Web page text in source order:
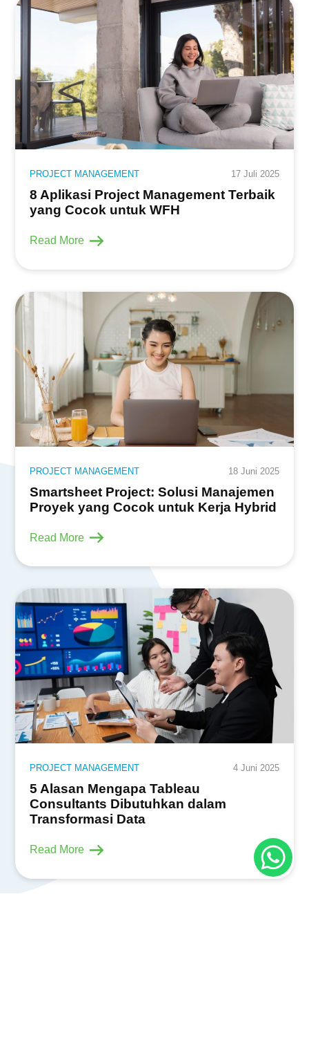
PROJECT MANAGEMENT 17 Juli 2025
8 Aplikasi Project Management Terbaik
yang Cocok untuk WFH
Read More
PROJECT MANAGEMENT 18 Juni 2025
Smartsheet Project: Solusi Manajemen
Proyek yang Cocok untuk Kerja Hybrid
Read More
PROJECT MANAGEMENT 4 Juni 2025
5 Alasan Mengapa Tableau
Consultants Dibutuhkan dalam
Transformasi Data
Read More